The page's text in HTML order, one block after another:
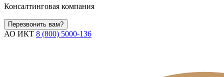
Консалтинговая компания
Перезвонить вам?
АО ИКТ 8 (800) 5000-136